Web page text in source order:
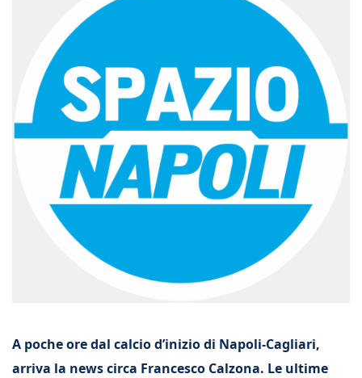
A poche ore dal calcio d’inizio di Napoli-Cagliari,
arriva la news circa Francesco Calzona. Le ultime